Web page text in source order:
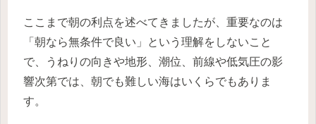
ここまで朝の利点を述べてきましたが、重要なのは
「朝なら無条件で良い」という理解をしないこと
で、うねりの向きや地形、潮位、前線や低気圧の影
響次第では、朝でも難しい海はいくらでもありま
す。